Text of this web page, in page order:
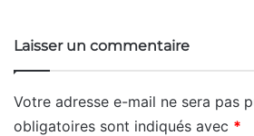
Laisser un commentaire
Votre adresse e-mail ne sera pas
obligatoires sont indiqués avec *